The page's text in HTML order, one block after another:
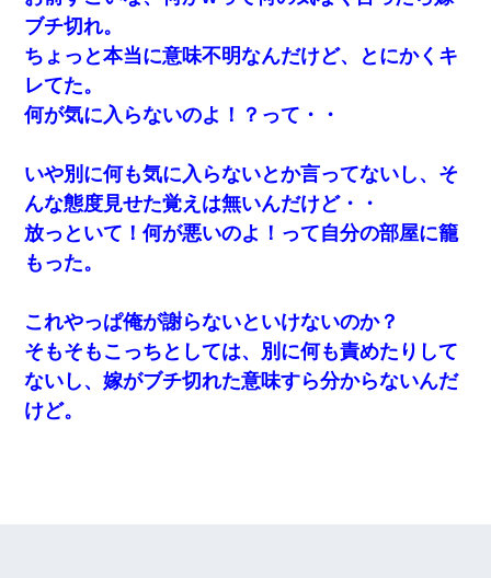
ブチ切れ。
ちょっと本当に意味不明なんだけど、とにかくキ
レてた。
何が気に入らないのよ！？って・・
いや別に何も気に入らないとか言ってないし、そ
んな態度見せた覚えは無いんだけど・・
放っといて！何が悪いのよ！って自分の部屋に籠
もった。
これやっぱ俺が謝らないといけないのか？
そもそもこっちとしては、別に何も責めたりして
ないし、嫁がブチ切れた意味すら分からないんだ
けど。